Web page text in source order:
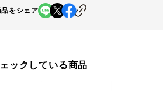
品をシェア
ックしている商品